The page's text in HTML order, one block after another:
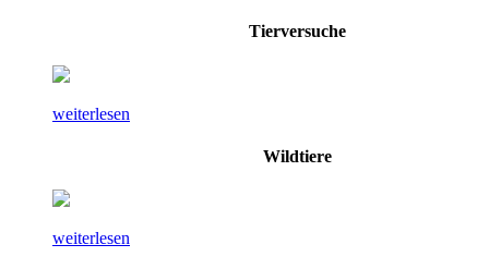
Tierversuche
weiterlesen
Wildtiere
weiterlesen